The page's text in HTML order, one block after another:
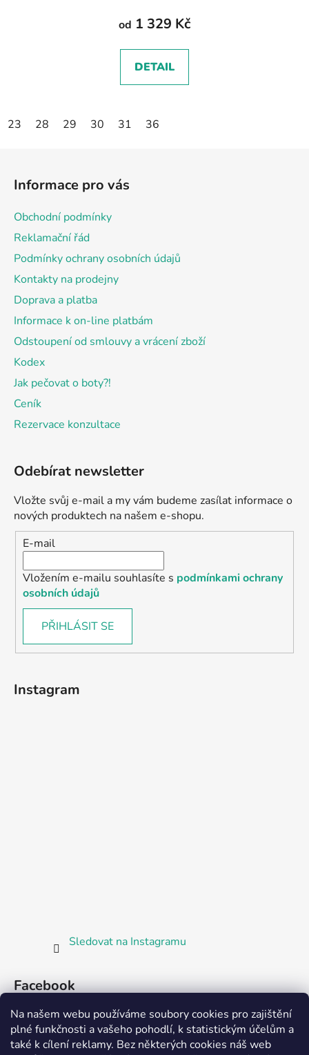
Na našem webu používáme soubory cookies pro zajištění
plné funkčnosti a vašeho pohodlí, k statistickým účelům a
také k cílení reklamy. Bez některých cookies náš web
od 1 329 Kč
DETAIL
23 28 29 30 31 36
Informace pro vás
Obchodní podmínky
Reklamační řád
Podmínky ochrany osobních údajů
Kontakty na prodejny
Doprava a platba
Informace k on-line platbám
Odstoupení od smlouvy a vrácení zboží
Kodex
Jak pečovat o boty?!
Ceník
Rezervace konzultace
Odebírat newsletter
Vložte svůj e-mail a my vám budeme zasílat informace o
nových produktech na našem e-shopu.
E-mail
Vložením e-mailu souhlasíte s podmínkami ochrany
osobních údajů
PŘIHLÁSIT SE
Instagram
Sledovat na Instagramu
Facebook